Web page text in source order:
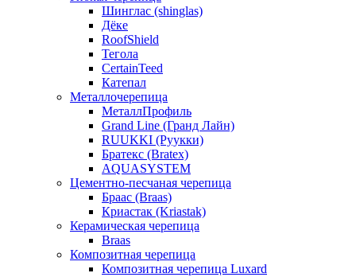
Шинглас (shinglas)
Дёке
RoofShield
Тегола
CertainTeed
Катепал
Металлочерепица
МеталлПрофиль
Grand Line (Гранд Лайн)
RUUKKI (Руукки)
Братекс (Bratex)
AQUASYSTEM
Цементно-песчаная черепица
Браас (Braas)
Криастак (Kriastak)
Керамическая черепица
Braas
Композитная черепица
Композитная черепица Luxard